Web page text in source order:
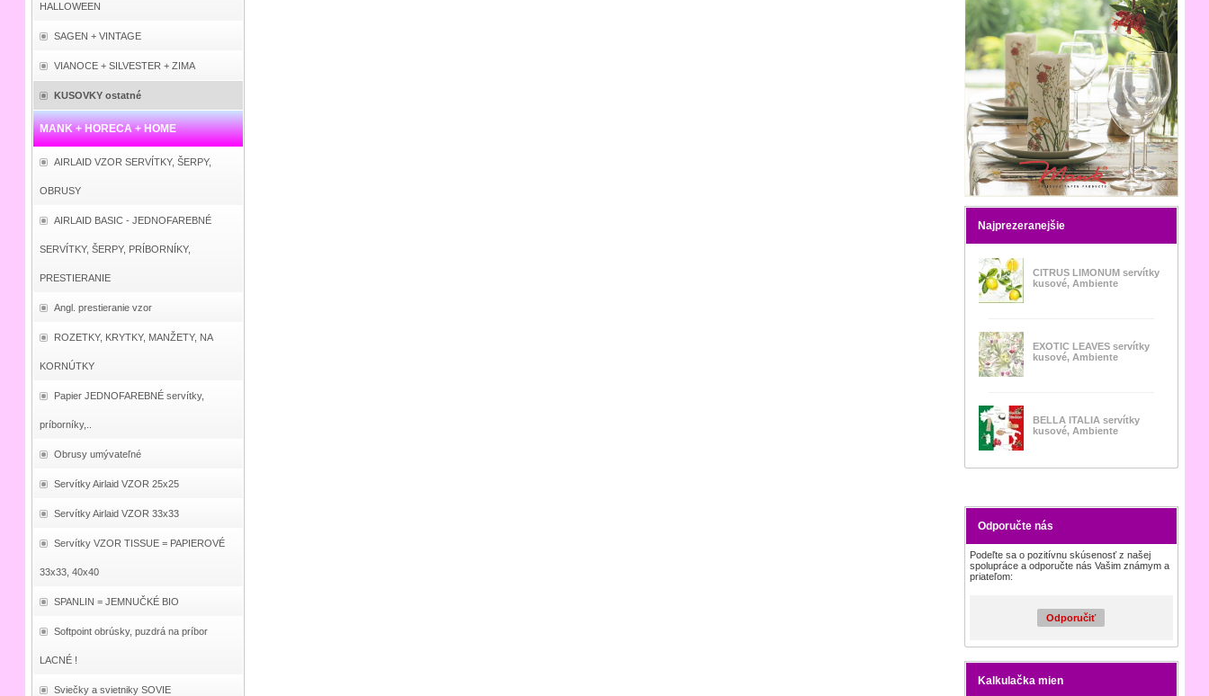
HALLOWEEN
SAGEN + VINTAGE
VIANOCE + SILVESTER + ZIMA
KUSOVKY ostatné
MANK + HORECA + HOME
AIRLAID VZOR SERVÍTKY, ŠERPY,
OBRUSY
AIRLAID BASIC - JEDNOFAREBNÉ
SERVÍTKY, ŠERPY, PRÍBORNÍKY,
PRESTIERANIE
Angl. prestieranie vzor
ROZETKY, KRYTKY, MANŽETY, NA
KORNÚTKY
Papier JEDNOFAREBNÉ servítky,
príborníky,..
Obrusy umývateľné
Servítky Airlaid VZOR 25x25
Servítky Airlaid VZOR 33x33
Servítky VZOR TISSUE = PAPIEROVÉ
33x33, 40x40
SPANLIN = JEMNUČKÉ BIO
Softpoint obrúsky, puzdrá na príbor
LACNÉ !
Sviečky a svietniky SOVIE
Najprezeranejšie
CITRUS LIMONUM servítky
kusové, Ambiente
EXOTIC LEAVES servítky
kusové, Ambiente
BELLA ITALIA servítky
kusové, Ambiente
Odporučte nás
Podeľte sa o pozitívnu skúsenosť z našej
spolupráce a odporučte nás Vašim známym a
priateľom:
Odporučiť
Kalkulačka mien